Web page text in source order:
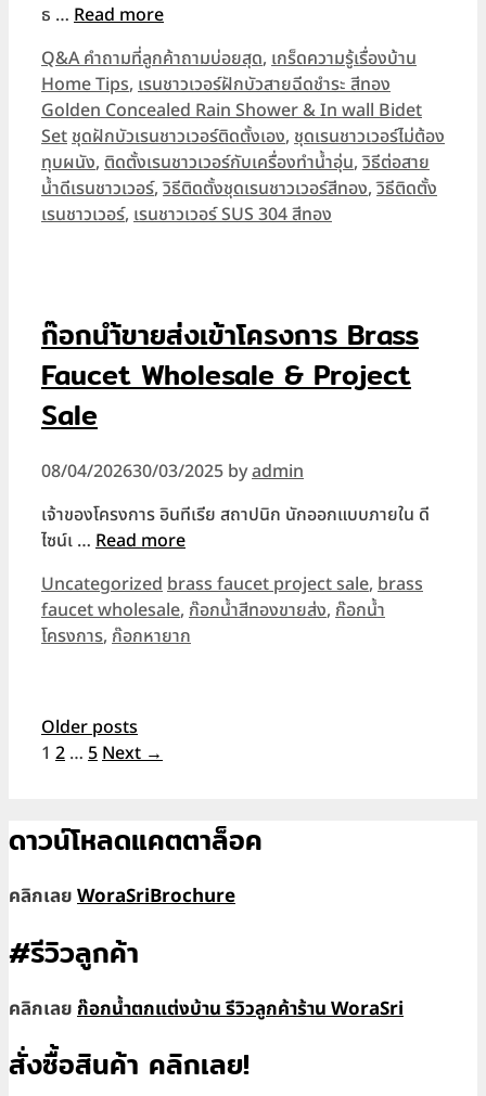
ธ … Read more
Categories
Q&A คำถามที่ลูกค้าถามบ่อยสุด, เกร็ดความรู้เรื่องบ้าน
Home Tips, เรนชาวเวอร์ฝักบัวสายฉีดชำระ สีทอง
Golden Concealed Rain Shower & In wall Bidet
Set Tags
ชุดฝักบัวเรนชาวเวอร์ติดตั้งเอง, ชุดเรนชาวเวอร์ไม่ต้อง
ทุบผนัง, ติดตั้งเรนชาวเวอร์กับเครื่องทำน้ำอุ่น,วิธีต่อสาย
น้ำดีเรนชาวเวอร์,วิธีติดตั้งชุดเรนชาวเวอร์สีทอง,วิธีติดตั้ง
เรนชาวเวอร์, เรนชาวเวอร์ SUS 304 สีทอง
ก๊อกนำ้ขายส่งเข้าโครงการ Brass
Faucet Wholesale & Project
Sale
08/04/202630/03/2025 byadmin
เจ้าของโครงการ อินทีเรีย สถาปนิก นักออกแบบภายใน ดี
ไซน์เ … Read more
Categories
Uncategorized Tags
brass faucet project sale, brass
faucet wholesale, ก๊อกน้ำสีทองขายส่ง, ก๊อกน้ำ
โครงการ, ก๊อกหายาก
Older posts
Page
1 Page
2 … Page
5 Next →
ดาวน์โหลดแคตตาล็อค
คลิกเลยWoraSriBrochure
#รีวิวลูกค้า
คลิกเลยก๊อกน้ำตกแต่งบ้าน รีวิวลูกค้าร้าน WoraSri
สั่งซื้อสินค้า คลิกเลย!